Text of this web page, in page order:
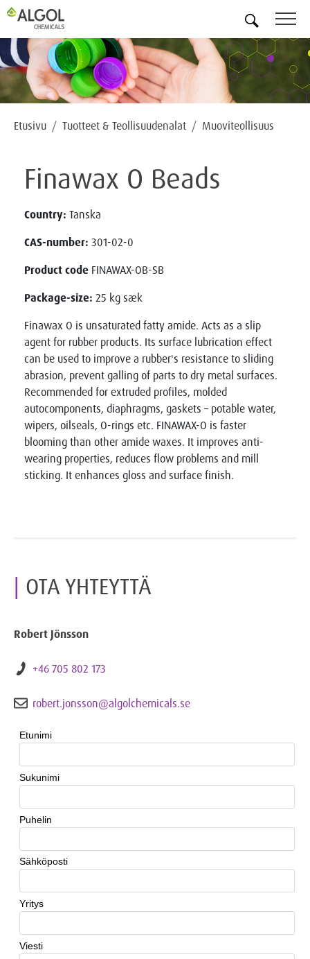
Etusivu Tuotteet & Teollisuudenalat Muoviteollisuus
Finawax O Beads
Country: Tanska
CAS-number: 301-02-0
Product code FINAWAX-OB-SB
Package-size: 25 kg sæk
Finawax O is unsaturated fatty amide. Acts as a slip
agent for rubber products. Its surface lubrication effect
can be used to improve a rubber's resistance to sliding
abrasion, prevent galling of parts to dry metal surfaces.
Recommended for extruded profiles, molded
autocomponents, diaphragms, gaskets – potable water,
wipers, oilseals, O-rings etc. FINAWAX-O is faster
blooming than other amide waxes. It improves anti-
wearing properties, reduces flow problems and mill
sticking. It enhances gloss and surface finish.
OTA YHTEYTTÄ
Robert Jönsson
+46 705 802 173
robert.jonsson@algolchemicals.se